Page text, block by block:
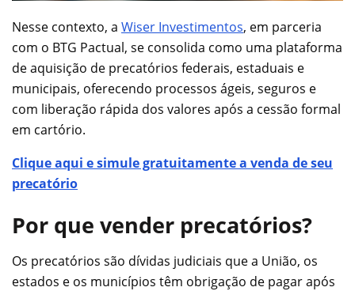
Nesse contexto, a Wiser Investimentos, em parceria
com o BTG Pactual, se consolida como uma plataforma
de aquisição de precatórios federais, estaduais e
municipais, oferecendo processos ágeis, seguros e
com liberação rápida dos valores após a cessão formal
em cartório.
Clique aqui e simule gratuitamente a venda de seu
precatório
Por que vender precatórios?
Os precatórios são dívidas judiciais que a União, os
estados e os municípios têm obrigação de pagar após